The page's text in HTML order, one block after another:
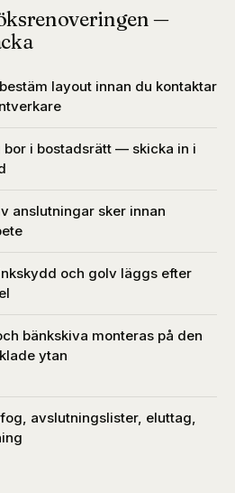
—
layout innan du kontaktar
bor i bostadsrätt — skicka in i
anslutningar sker innan
och golv läggs efter
bänkskiva monteras på den
ytan
avslutningslister, eluttag,